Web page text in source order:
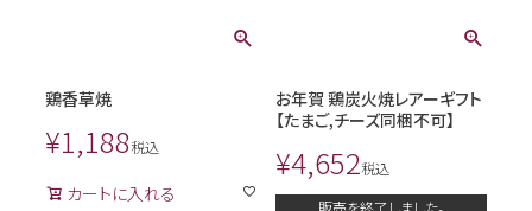
鶏香草焼
¥1,188税込
カートに入れる
お年賀 鶏炭火焼レアーギフト
【たまご,チーズ同梱不可】
¥4,652税込
販売を終了しました。